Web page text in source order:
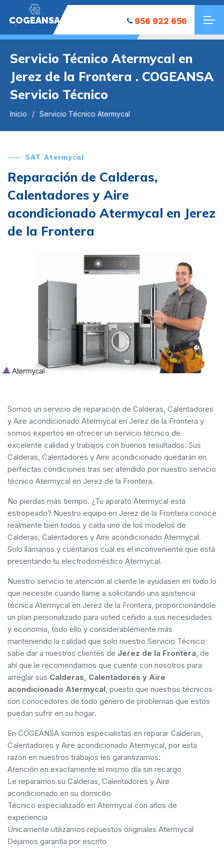
COGEANSA
"> 956 922 656
Servicio Técnico Atermycal en
Jerez de la Frontera . COGEANSA
Servicio Técnico
Inicio Servicio Técnico Atermycal
SAT Atermycal
Reparación de Calderas,
Calentadores y Aire
acondicionado Atermycal en Jerez
de la Frontera
Somos un servicio de reparación de Calderas, Calentadores
y Aire acondicionado Atermycal en Jerez de la Frontera y
somos expertos en ofrecer un servicio técnico de
excelente calidad y trabajos con buenos resultados. Sus
Calderas, Calentadores y Aire acondicionado quedarán en
perfectas condiciones tras ser atendido por nuestro servicio
técnico Atermycal en Jerez de la Frontera.
No pierdas más tiempo. ¿Tu aparato Atermycal está
estropeado? Nuestro equipo en Jerez de la Frontera conoce
realmente bien todos y cada uno de los modelos de
Calderas, Calentadores y Aire acondicionado Atermycal.
Solo llámanos y cuéntanos cuál es el inconveniente que está
presentando tu electrodoméstico Atermycal.
Nuestro servicio te atención al cliente le ayudasen en todo lo
que necesite cuando llame a solicitando una asistencia
técnica Atermycal en Jerez de la Frontera, proporcionándole
un plan personalizado para usted ceñido a sus necesidades
y economía, todo ello y considerablemente más
manteniendo la calidad que solo nuestro Servicio Técnico
sabe dar a nuestros clientes de Jerez de la Frontera, de
ahí que le recomendamos que cuente con nosotros para
arreglar sus Calderas, Calentadores y Aire
acondicionado Atermycal, puesto que nuestros técnicos
son conocedores de todo género de problemas que estos
puedan sufrir en su hogar.
En COGEANSA somos especialistas en reparar Calderas,
Calentadores y Aire acondicionado Atermycal, por esta
razón en nuestros trabajos les garantizamos:
Atención en exactamente el mismo día sin recargo
Le reparamos su Calderas, Calentadores y Aire
acondicionado en su domicilio
Técnico especializado en Atermycal con años de
experiencia
Únicamente utilizamos repuestos originales Atermycal
Dejamos garantía por escrito